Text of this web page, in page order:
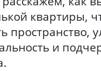
квартиры,
пространство,
и